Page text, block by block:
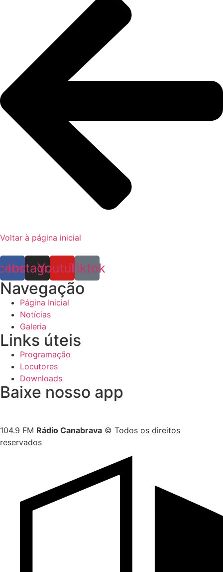
Voltar à página inicial
Instagram
YoutubeTiktok
Navegação
Página Inicial
Notícias
Galeria
Links úteis
Programação
Locutores
Downloads
Baixe nosso app
104.9 FM Rádio Canabrava © Todos os direitos
reservados